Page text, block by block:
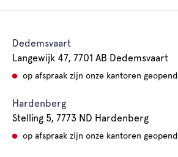
Dedemsvaart
Langewijk 47, 7701 AB Dedemsvaart
op afspraak zijn onze kantoren geopend
Hardenberg
Stelling 5, 7773 ND Hardenberg
op afspraak zijn onze kantoren geopend